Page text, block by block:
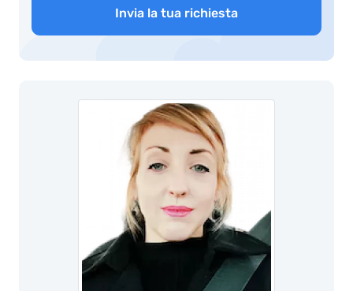
Invia la tua richiesta